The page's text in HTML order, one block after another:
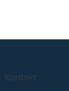
Kontakt